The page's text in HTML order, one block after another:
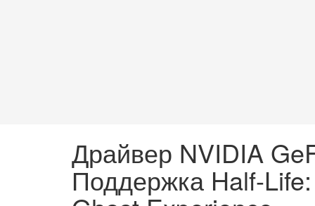
Драйвер NVIDIA
Поддержка Half-